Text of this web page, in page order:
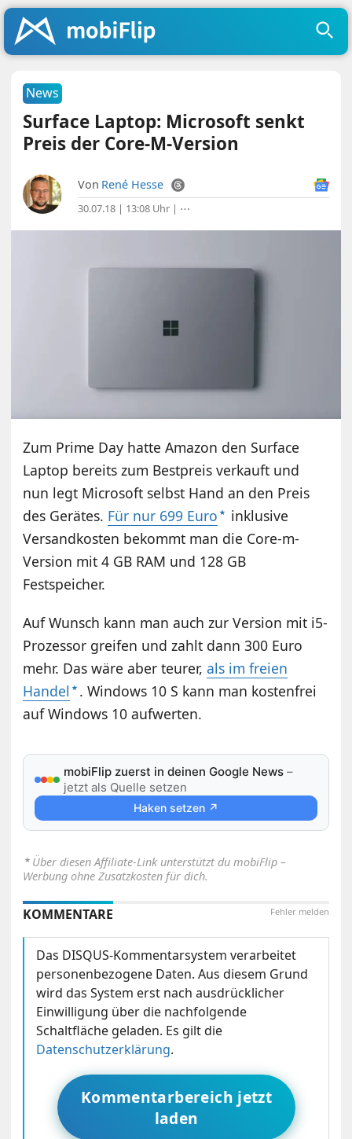
News
Surface Laptop: Microsoft senkt
Preis der Core-M-Version
Von René Hesse
30.07.18 | 13:08 Uhr | ⋯
Zum Prime Day hatte Amazon den Surface
Laptop bereits zum Bestpreis verkauft und
nun legt Microsoft selbst Hand an den Preis
des Gerätes. Für nur 699 Euro
inklusive
Versandkosten bekommt man die Core-m-
Version mit 4 GB RAM und 128 GB
Festspeicher.
Auf Wunsch kann man auch zur Version mit i5-
Prozessor greifen und zahlt dann 300 Euro
mehr. Das wäre aber teurer,als im freien
Handel
. Windows 10 S kann man kostenfrei
auf Windows 10 aufwerten.
mobiFlip zuerst in deinen Google News –
jetzt als Quelle setzen
Haken setzen ↗
⋆ Über diesen Affiliate-Link unterstützt du mobiFlip –
Werbung ohne Zusatzkosten für dich.
Fehler melden
KOMMENTARE
Das DISQUS-Kommentarsystem verarbeitet
personenbezogene Daten. Aus diesem Grund
wird das System erst nach ausdrücklicher
Einwilligung über die nachfolgende
Schaltfläche geladen. Es gilt die
Datenschutzerklärung.
Kommentarbereich jetzt
laden